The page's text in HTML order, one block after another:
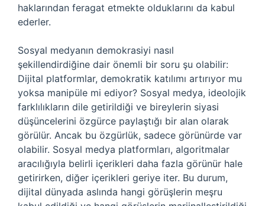
haklarından feragat etmekte olduklarını da kabul
ederler.
Sosyal medyanın demokrasiyi nasıl
şekillendirdiğine dair önemli bir soru şu olabilir:
Dijital platformlar, demokratik katılımı artırıyor mu
yoksa manipüle mi ediyor? Sosyal medya, ideolojik
farklılıkların dile getirildiği ve bireylerin siyasi
düşüncelerini özgürce paylaştığı bir alan olarak
görülür. Ancak bu özgürlük, sadece görünürde var
olabilir. Sosyal medya platformları, algoritmalar
aracılığıyla belirli içerikleri daha fazla görünür hale
getirirken, diğer içerikleri geriye iter. Bu durum,
dijital dünyada aslında hangi görüşlerin meşru